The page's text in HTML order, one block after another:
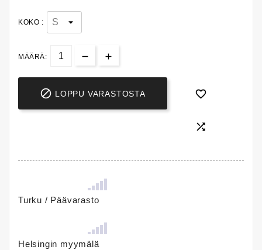
KOKO :
MÄÄRÄ:
 LOPPU VARASTOSTA 

Turku / Päävarasto
Helsingin myymälä